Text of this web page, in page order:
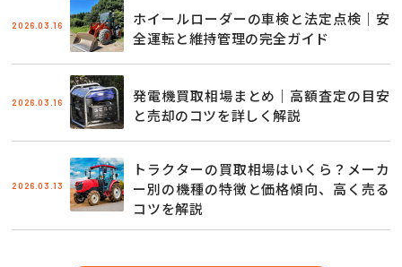
2026.03.16
ホイールローダーの車検と法定点検｜安
全運転と維持管理の完全ガイド
2026.03.16
発電機買取相場まとめ｜高額査定の目安
と売却のコツを詳しく解説
2026.03.13
トラクターの買取相場はいくら？メーカ
ー別の機種の特徴と価格傾向、高く売る
コツを解説